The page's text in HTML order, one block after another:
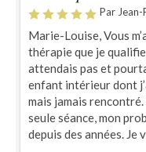
Par Jean-
Marie-Louise, Vous
thérapie que je
attendais pas et
enfant intérieur dont
mais jamais rencontré.
seule séance, mon
depuis des années.